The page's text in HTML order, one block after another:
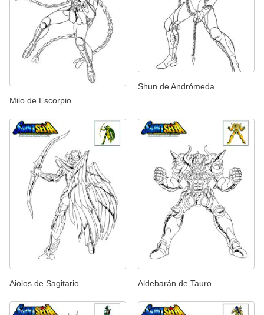
Milo de Escorpio
Shun de Andrómeda
Aiolos de Sagitario Aldebarán de Tauro